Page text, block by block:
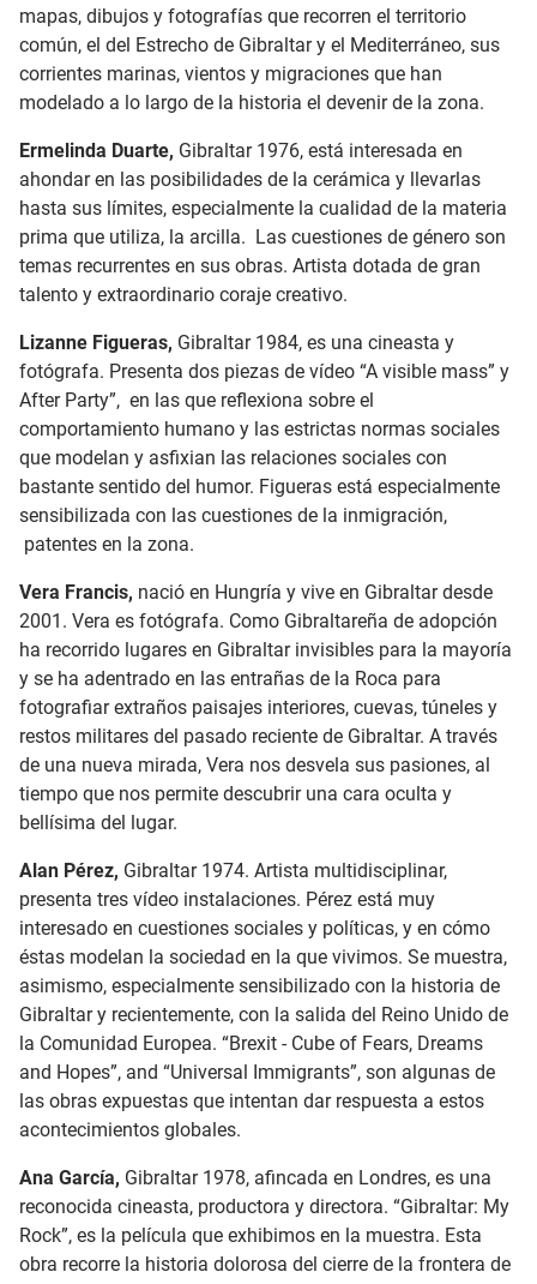
mapas, dibujos y fotografías que recorren el territorio
común, el del Estrecho de Gibraltar y el Mediterráneo, sus
corrientes marinas, vientos y migraciones que han
modelado a lo largo de la historia el devenir de la zona.
Ermelinda Duarte, Gibraltar 1976, está interesada en
ahondar en las posibilidades de la cerámica y llevarlas
hasta sus límites, especialmente la cualidad de la materia
prima que utiliza, la arcilla. Las cuestiones de género son
temas recurrentes en sus obras. Artista dotada de gran
talento y extraordinario coraje creativo.
Lizanne Figueras, Gibraltar 1984, es una cineasta y
fotógrafa. Presenta dos piezas de vídeo “A visible mass” y
After Party”, en las que reflexiona sobre el
comportamiento humano y las estrictas normas sociales
que modelan y asfixian las relaciones sociales con
bastante sentido del humor. Figueras está especialmente
sensibilizada con las cuestiones de la inmigración,
patentes en la zona.
Vera Francis, nació en Hungría y vive en Gibraltar desde
2001. Vera es fotógrafa. Como Gibraltareña de adopción
ha recorrido lugares en Gibraltar invisibles para la mayoría
y se ha adentrado en las entrañas de la Roca para
fotografiar extraños paisajes interiores, cuevas, túneles y
restos militares del pasado reciente de Gibraltar. A través
de una nueva mirada, Vera nos desvela sus pasiones, al
tiempo que nos permite descubrir una cara oculta y
bellísima del lugar.
Alan Pérez, Gibraltar 1974. Artista multidisciplinar,
presenta tres vídeo instalaciones. Pérez está muy
interesado en cuestiones sociales y políticas, y en cómo
éstas modelan la sociedad en la que vivimos. Se muestra,
asimismo, especialmente sensibilizado con la historia de
Gibraltar y recientemente, con la salida del Reino Unido de
la Comunidad Europea. “Brexit - Cube of Fears, Dreams
and Hopes”, and “Universal Immigrants”, son algunas de
las obras expuestas que intentan dar respuesta a estos
acontecimientos globales.
Ana García, Gibraltar 1978, afincada en Londres, es una
reconocida cineasta, productora y directora. “Gibraltar: My
Rock”, es la película que exhibimos en la muestra. Esta
obra recorre la historia dolorosa del cierre de la frontera de